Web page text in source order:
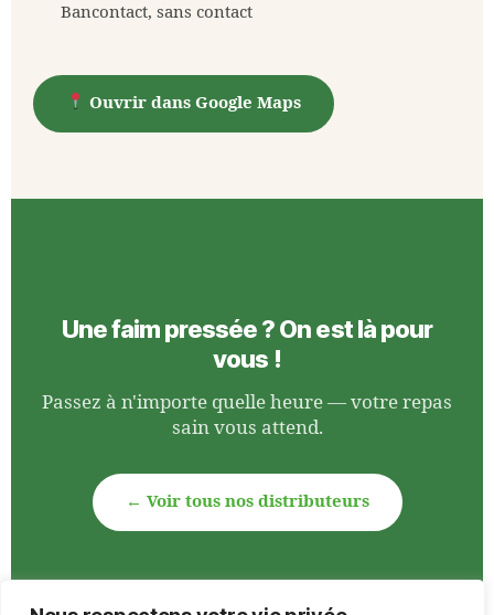
Bancontact, sans contact
Ouvrir dans Google Maps
Une faim pressée ? On est là pour
vous !
Passez à n'importe quelle heure — votre repas
sain vous attend.
← Voir tous nos distributeurs